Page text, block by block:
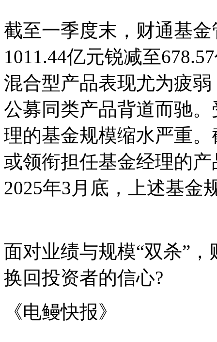
截至一季度末，财通基
1011.44亿元锐减至
混合型产品表现尤为疲
公募同类产品背道而驰
理的基金规模缩水严重
或领衔担任基金经理的
2025年3月底，上述基金
面对业绩与规模“双杀”
换回投资者的信心?
《电鳗快报》